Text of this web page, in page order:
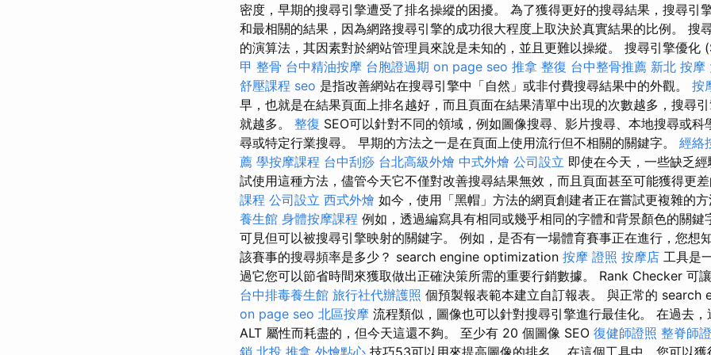
密度，早期的搜尋引擎遭受了排名操縱的困擾。 為了獲得更好的搜尋結果，搜尋引
和最相關的結果，因為網路搜尋引擎的成功很大程度上取決於真實結果的比例。 搜
的演算法，其因素對於網站管理員來說是未知的，並且更難以操縱。 搜尋引擎優化
甲 整骨 台中精油按摩 台胞證過期 on page seo 推拿 整復 台中整骨推薦 新北 按摩
舒壓課程 seo 是指改善網站在搜尋引擎中「自然」或非付費搜尋結果中的外觀。 按
早，也就是在結果頁面上排名越好，而且頁面在結果清單中出現的次數越多，搜尋
就越多。 整復 SEO可以針對不同的領域，例如圖像搜尋、影片搜尋、本地搜尋或科
尋或特定行業搜尋。 早期的方法之一是在頁面上使用流行但不相關的關鍵字。 經絡
薦 學按摩課程 台中刮痧 台北高級外燴 中式外燴 公司設立 即使在今天，一些缺乏
試使用這種方法，儘管今天它不僅對改善搜尋結果無效，而且頁面甚至可能獲得更
課程 公司設立 西式外燴 如今，使用「黑帽」方法的網頁創建者正在嘗試更複雜的
養生館 身體按摩課程 例如，透過編寫具有相同或幾乎相同的字體和背景顏色的關鍵
可見但可以被搜尋引擎映射的關鍵字。 例如，是否有一場體育賽事正在進行，您想
該賽事的搜尋頻率是多少？ search engine optimization 按摩 證照 按摩店 工具是
過它您可以節省時間來獲取做出正確決策所需的重要行銷數據。 Rank Checker 可
台中排毒養生館 旅行社代辦護照 個預製報表範本建立自訂報表。 與正常的
on page seo 北區按摩 流程類似，圖像也可以針對搜尋引擎進行最佳化。 在過去
ALT 屬性而耗盡的，但今天這還不夠。 至少有 20 個圖像 SEO 復健師證照 整脊師
銷 北投 推拿 外燴點心 技巧53可以用來提高圖像的排名。 在這個工具中，您可以